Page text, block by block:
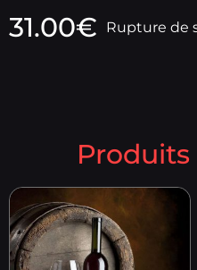
31.00€ Rupture de